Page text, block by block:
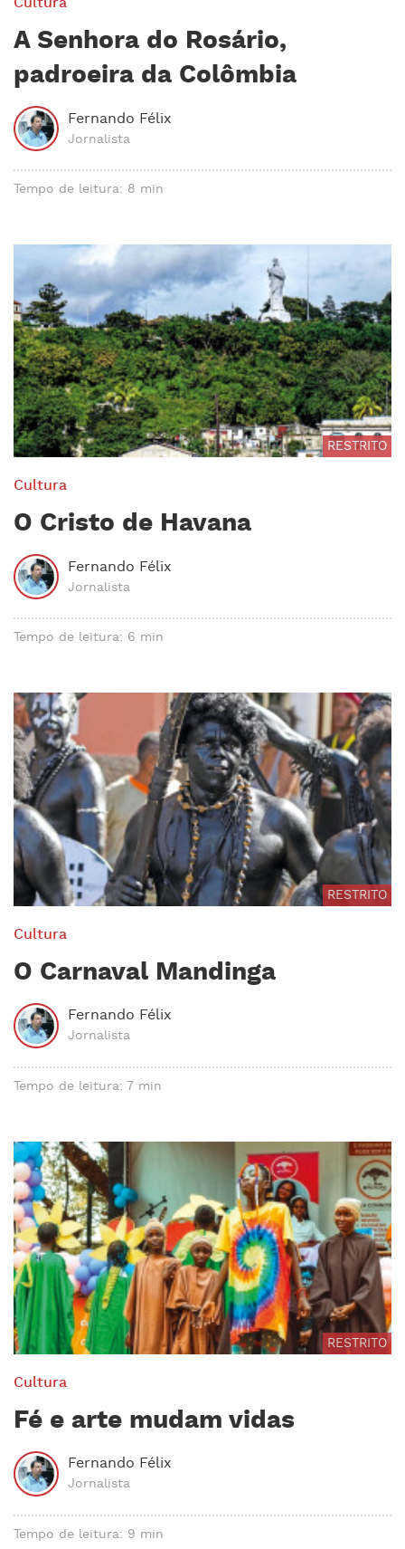
A Senhora do Rosário,
padroeira da Colômbia
Fernando Félix
Jornalista
Tempo de leitura: 8 min
RESTRITO
Cultura
O Cristo de Havana
Fernando Félix
Jornalista
Tempo de leitura: 6 min
RESTRITO
Cultura
O Carnaval Mandinga
Fernando Félix
Jornalista
Tempo de leitura: 7 min
RESTRITO
Cultura
Fé e arte mudam vidas
Fernando Félix
Jornalista
Tempo de leitura: 9 min